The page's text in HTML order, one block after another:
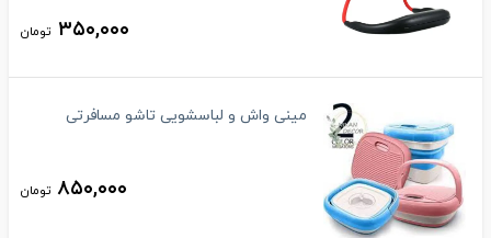
۳۵۰,۰۰۰ تومان
مینی واش و لباسشویی تاشو مسافرتی
۸۵۰,۰۰۰ تومان